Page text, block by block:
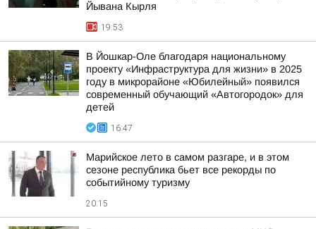
Йывана Кырля
19:53
В Йошкар-Оле благодаря национальному
проекту «Инфраструктура для жизни» в 2025
году в микрорайоне «Юбилейный» появился
современный обучающий «Автогородок» для
детей
16:47
Марийское лето в самом разгаре, и в этом
сезоне республика бьет все рекорды по
событийному туризму
20:15